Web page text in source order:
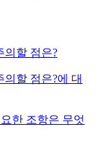
의할 점은?
할 점은?에 대
한 조항은 무엇